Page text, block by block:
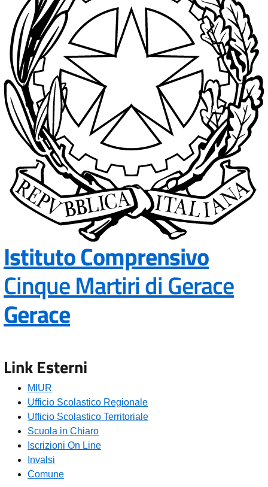
Istituto Comprensivo
Cinque Martiri di Gerace
Gerace— Visita la pagina
Link Esterni
MIUR
Ufficio Scolastico Regionale
Ufficio Scolastico Territoriale
Scuola in Chiaro
Iscrizioni On Line
Invalsi
Comune